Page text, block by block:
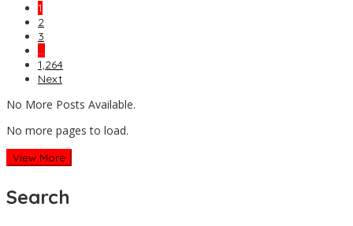
1
2
3
…
1,264
Next
No More Posts Available.
No more pages to load.
View More
Search